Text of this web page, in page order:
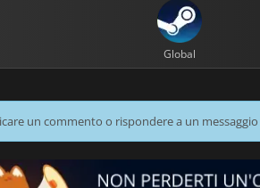
Global
un commento o rispondere a un messaggio